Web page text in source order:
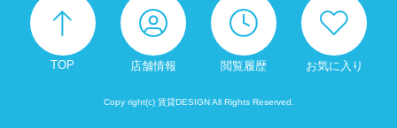
TOP 店舗情報 閲覧履歴 お気に入り
Copy right(c) 賃貸DESIGN All Rights Reserved.